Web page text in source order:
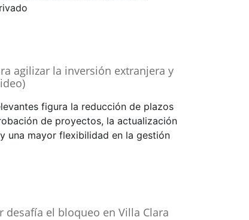
agilizar la inversión extranjera y
figura la reducción de plazos
de proyectos, la actualización
una mayor flexibilidad en la gestión
el bloqueo en Villa Clara